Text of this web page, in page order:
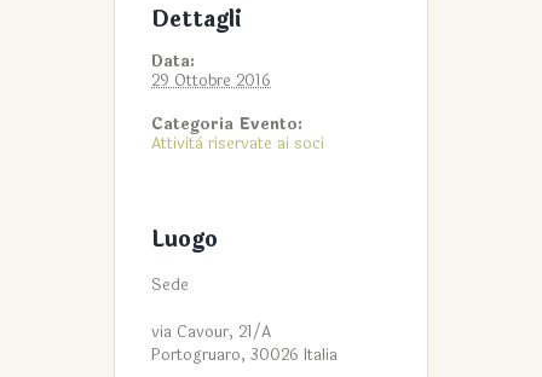
Dettagli
Data:
29 Ottobre 2016
Categoria Evento:
Attività riservate ai soci
Luogo
Sede
via Cavour, 21/A
Portogruaro, 30026 Italia